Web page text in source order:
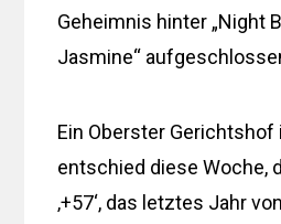
Geheimnis hinter „Night
Jasmine“
Ein Oberster Gerichtshof
entschied diese Woche,
‚+57‘, das letztes Jahr